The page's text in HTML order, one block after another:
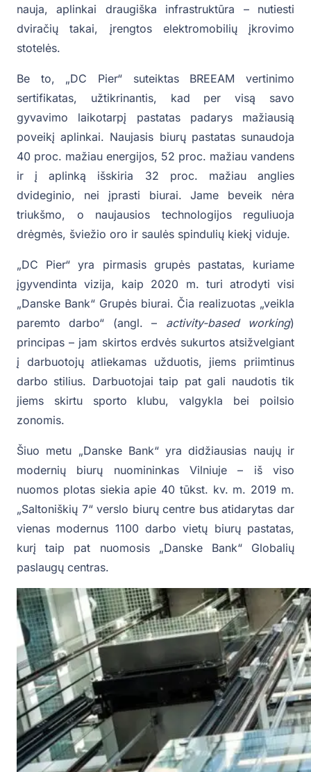
nauja, aplinkai draugiška infrastruktūra – nutiesti
dviračių takai, įrengtos elektromobilių įkrovimo
stotelės.
Be to, „DC Pier“ suteiktas BREEAM vertinimo
sertifikatas, užtikrinantis, kad per visą savo
gyvavimo laikotarpį pastatas padarys mažiausią
poveikį aplinkai. Naujasis biurų pastatas sunaudoja
40 proc. mažiau energijos, 52 proc. mažiau vandens
ir į aplinką išskiria 32 proc. mažiau anglies
dvideginio, nei įprasti biurai. Jame beveik nėra
triukšmo, o naujausios technologijos reguliuoja
drėgmės, šviežio oro ir saulės spindulių kiekį viduje.
„DC Pier“ yra pirmasis grupės pastatas, kuriame
įgyvendinta vizija, kaip 2020 m. turi atrodyti visi
„Danske Bank“ Grupės biurai. Čia realizuotas „veikla
paremto darbo“ (angl. – activity-based working)
principas – jam skirtos erdvės sukurtos atsižvelgiant
į darbuotojų atliekamas užduotis, jiems priimtinus
darbo stilius. Darbuotojai taip pat gali naudotis tik
jiems skirtu sporto klubu, valgykla bei poilsio
zonomis.
Šiuo metu „Danske Bank“ yra didžiausias naujų ir
modernių biurų nuomininkas Vilniuje – iš viso
nuomos plotas siekia apie 40 tūkst. kv. m. 2019 m.
„Saltoniškių 7“ verslo biurų centre bus atidarytas dar
vienas modernus 1100 darbo vietų biurų pastatas,
kurį taip pat nuomosis „Danske Bank“ Globalių
paslaugų centras.